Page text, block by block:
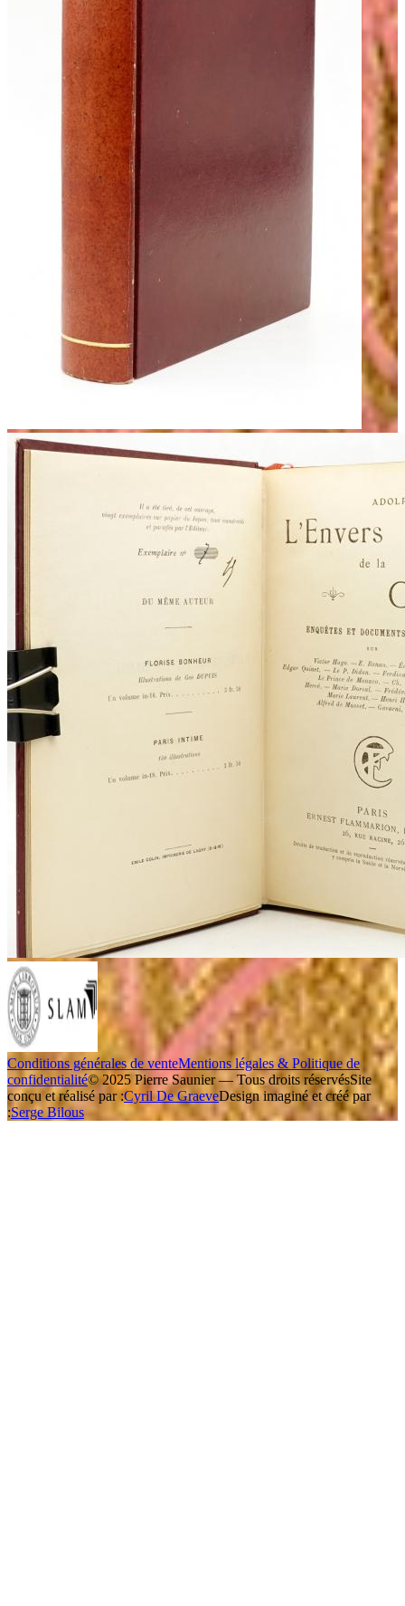
Conditions générales de venteMentions légales & Politique de
confidentialité© 2025 Pierre Saunier — Tous droits réservésSite
conçu et réalisé par :Cyril De GraeveDesign imaginé et créé par
:Serge Bilous